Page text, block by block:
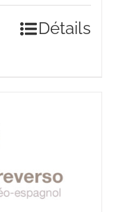
Détails